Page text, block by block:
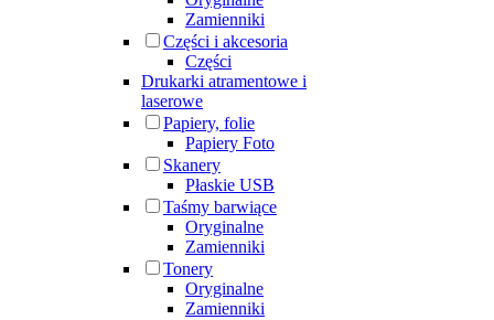
Zamienniki
Części i akcesoria
Części
Drukarki atramentowe i
laserowe
Papiery, folie
Papiery Foto
Skanery
Płaskie USB
Taśmy barwiące
Oryginalne
Zamienniki
Tonery
Oryginalne
Zamienniki